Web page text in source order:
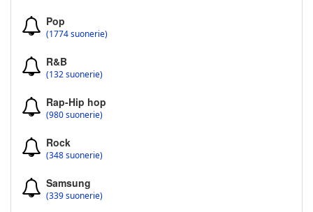
Pop
(1774 suonerie)
R&B
(132 suonerie)
Rap-Hip hop
(980 suonerie)
Rock
(348 suonerie)
Samsung
(339 suonerie)